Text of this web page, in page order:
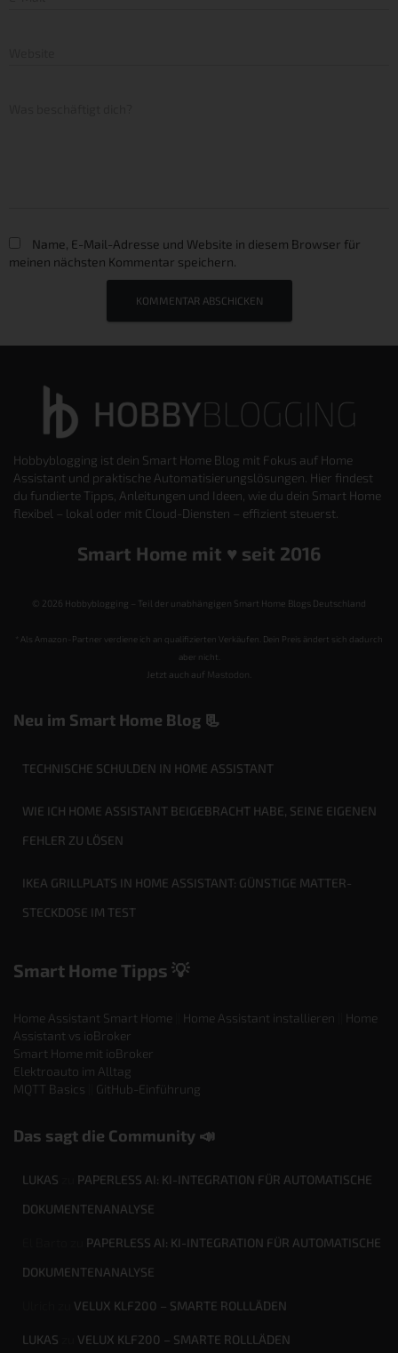
Name, E-Mail-Adresse und Website in diesem Browser für
meinen nächsten Kommentar speichern.
Hobbyblogging ist dein Smart Home Blog mit Fokus auf Home
Assistant und praktische Automatisierungslösungen. Hier findest
du fundierte Tipps, Anleitungen und Ideen, wie du dein Smart Home
flexibel – lokal oder mit Cloud-Diensten – effizient steuerst.
Smart Home mit ♥️ seit 2016
© 2026 Hobbyblogging – Teil der unabhängigen Smart Home Blogs Deutschland
* Als Amazon-Partner verdiene ich an qualifizierten Verkäufen. Dein Preis ändert sich dadurch
aber nicht.
Jetzt auch auf Mastodon
Neu im Smart Home Blog 📃
TECHNISCHE SCHULDEN IN HOME ASSISTANT
WIE ICH HOME ASSISTANT BEIGEBRACHT HABE, SEINE EIGENEN
FEHLER ZU LÖSEN
IKEA GRILLPLATS IN HOME ASSISTANT: GÜNSTIGE MATTER-
STECKDOSE IM TEST
Smart Home Tipps 💡
Home Assistant Smart Home Home Assistant installieren
Home
Assistant vs ioBroker
Smart Home mit ioBroker
Elektroauto im Alltag
MQTT Basics
GitHub-Einführung
Das sagt die Community 📣
LUKAS
PAPERLESS AI: KI-INTEGRATION FÜR AUTOMATISCHE
DOKUMENTENANALYSE
PAPERLESS AI: KI-INTEGRATION FÜR AUTOMATISCHE
DOKUMENTENANALYSE
VELUX KLF200 – SMARTE ROLLLÄDEN
LUKAS VELUX KLF200 – SMARTE ROLLLÄDEN